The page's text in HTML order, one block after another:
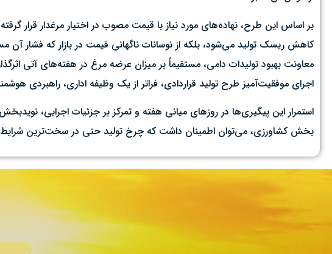
بر اساس این طرح، نهاده‌های مورد نیاز با قیمت مصوب در اختیار مرغدار قرار
کاهش ریسک تولید می‌شود، بلکه از نوسانات ناگهانی قیمت در بازار که فشار
معاونت بهبود تولیدات دامی، مستقیماً بر میزان عرضه مرغ در هفته‌های آتی
اجرای موفقیت‌آمیز طرح تولید قراردادی، فراتر از یک وظیفه اداری، راهبردی
استمرار این پیگیری‌ها در روزهای میانی هفته و تمرکز بر جزئیات اجرایی،
بخش کشاورزی، می‌توان اطمینان داشت که چرخ تولید حتی در سخت‌ترین شرایط